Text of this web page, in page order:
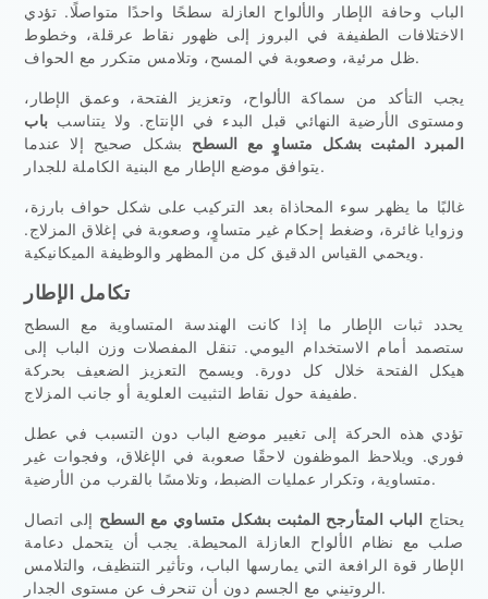
الباب وحافة الإطار والألواح العازلة سطحًا واحدًا متواصلًا. تؤدي
الاختلافات الطفيفة في البروز إلى ظهور نقاط عرقلة، وخطوط
ظل مرئية، وصعوبة في المسح، وتلامس متكرر مع الحواف.
يجب التأكد من سماكة الألواح، وتعزيز الفتحة، وعمق الإطار،
ومستوى الأرضية النهائي قبل البدء في الإنتاج. ولا يتناسب باب
المبرد المثبت بشكل متساوٍ مع السطح بشكل صحيح إلا عندما
يتوافق موضع الإطار مع البنية الكاملة للجدار.
غالبًا ما يظهر سوء المحاذاة بعد التركيب على شكل حواف بارزة،
وزوايا غائرة، وضغط إحكام غير متساوٍ، وصعوبة في إغلاق المزلاج.
ويحمي القياس الدقيق كل من المظهر والوظيفة الميكانيكية.
تكامل الإطار
يحدد ثبات الإطار ما إذا كانت الهندسة المتساوية مع السطح
ستصمد أمام الاستخدام اليومي. تنقل المفصلات وزن الباب إلى
هيكل الفتحة خلال كل دورة. ويسمح التعزيز الضعيف بحركة
طفيفة حول نقاط التثبيت العلوية أو جانب المزلاج.
تؤدي هذه الحركة إلى تغيير موضع الباب دون التسبب في عطل
فوري. ويلاحظ الموظفون لاحقًا صعوبة في الإغلاق، وفجوات غير
متساوية، وتكرار عمليات الضبط، وتلامسًا بالقرب من الأرضية.
يحتاج الباب المتأرجح المثبت بشكل متساوي مع السطح إلى اتصال
صلب مع نظام الألواح العازلة المحيطة. يجب أن يتحمل دعامة
الإطار قوة الرافعة التي يمارسها الباب، وتأثير التنظيف، والتلامس
الروتيني مع الجسم دون أن تنحرف عن مستوى الجدار.